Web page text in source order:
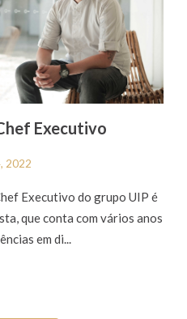
Executivo
2022
Executivo do grupo UIP é
que conta com vários anos
em di...